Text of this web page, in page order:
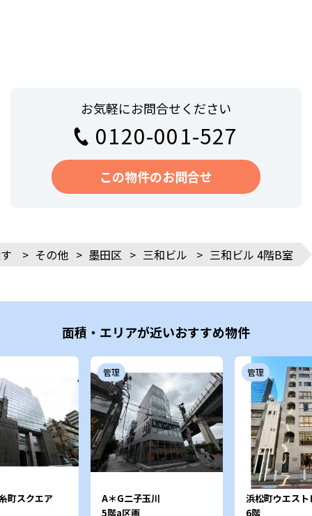
お気軽にお問合せください
0120-001-527
この物件のお問合せ
> その他 > 墨田区 > 三和ビル > 三和ビル 4階B室
面積・エリアが近いおすすめ物件
町スクエア
管理
A＊G二子玉川
5階a区画
管理
浜松町ウエスト
6階